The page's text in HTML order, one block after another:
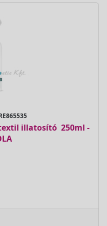
illatosító  250ml -